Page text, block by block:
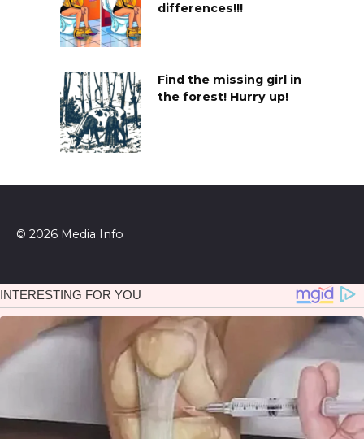
differences!!!
Find the missing girl in
the forest! Hurry up!
© 2026 Media Info